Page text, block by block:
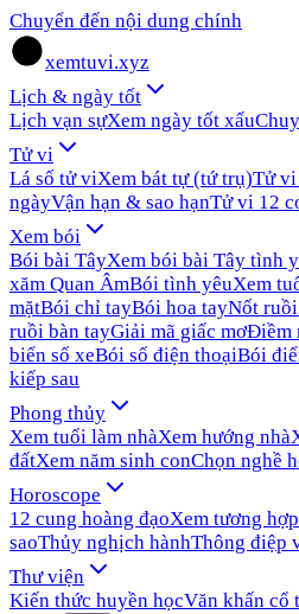
Chuyển đến nội dung chính
xemtuvi.xyz
Lịch & ngày tốt
Lịch vạn sựXem ngày tốt xấu
Tử vi
Lá số tử viXem bát tự (tứ trụ)Tử
ngàyVận hạn & sao hạnTử vi 12
Xem bói
Bói bài TâyXem bói bài Tây tình
xăm Quan ÂmBói tình yêuXem
mặtBói chỉ tayBói hoa tayNốt
ruồi bàn tayGiải mã giấc mơĐiềm
biển số xeBói số điện thoạiBói
kiếp sau
Phong thủy
Xem tuổi làm nhàXem hướng nhà
đấtXem năm sinh conChọn nghề
Horoscope
12 cung hoàng đạoXem tương
saoThủy nghịch hànhThông điệp
Thư viện
Kiến thức huyền họcVăn khấn cổ